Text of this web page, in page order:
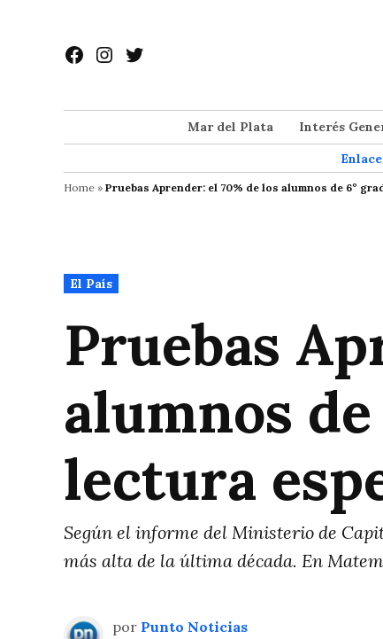
contenido
Facebook
Instagram
Twitter
Mar del Plata Interés
Home » Pruebas Aprender: el 70% de los alumnos de 6º
Publicado
en
El País
Pruebas
alumnos
lectura
Según el informe del Ministerio de
más alta de la última década. En
por Punto Noticias